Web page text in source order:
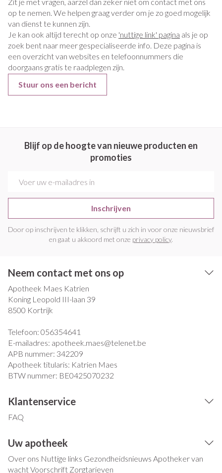
of reservatie ontvang je een bericht ter bevestiging en
informeren wij je wanneer de bestelling klaar staat.
op te nemen. We helpen graag verder om je zo goed mogelijk
van dienst te kunnen zijn.
Je kan ook altijd terecht op onze 'nuttige link' pagina als je op
zoek bent naar meer gespecialiseerde info. Deze pagina is
een overzicht van websites en telefoonnummers die
doorgaans gratis te raadplegen zijn.
Stuur ons een bericht
Blijf op de hoogte van nieuwe producten en
promoties
Inschrijven
Door op inschrijven te klikken, schrijft u zich in voor onze nieuwsbrief
en gaat u akkoord met onze privacy policy.
Neem contact met ons op
Apotheek Maes Katrien
Koning Leopold III-laan 39
8500 Kortrijk
Telefoon: 056354641
E-mailadres: apotheek.maes@telenet.be
APB nummer: 342209
Apotheek titularis: Katrien Maes
BTW nummer: BE0425070232
Klantenservice
FAQ
Uw apotheek
Over ons Nuttige links Gezondheidsnieuws Apotheker van
wachtVoorschrift Zorgtarieven